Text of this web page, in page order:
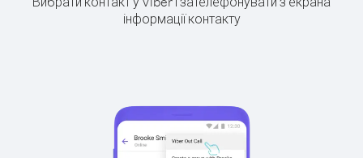
інформації контакту